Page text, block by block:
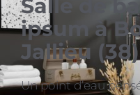
Salle de
ipsum à
Jallieu (38)
Un point d’eau